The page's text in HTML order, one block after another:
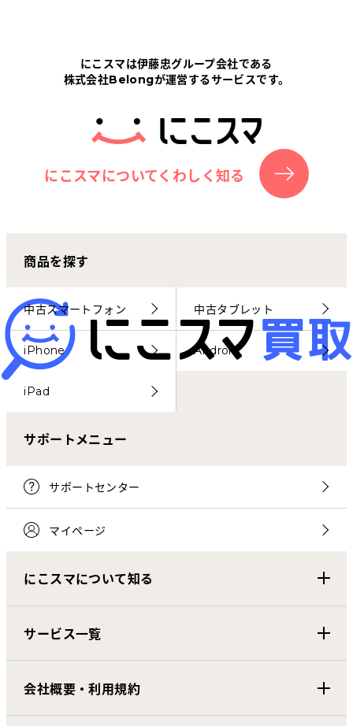
にこスマについて
サポートセンター
お客さまの声
にこスマ通信
マイページ
にこスマは伊藤忠グループ会社である
株式会社Belongが運営するサービスです。
にこスマについてくわしく知る
商品を探す
中古スマートフォン 中古タブレット
iPhone Android
iPad
サポートメニュー
サポートセンター
マイページ
にこスマについて知る
サービス一覧
会社概要・利用規約